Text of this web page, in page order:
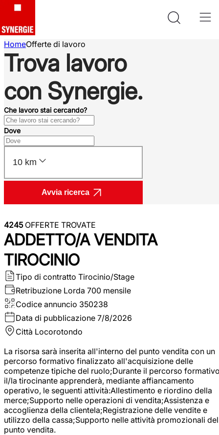
HomeOfferte di lavoro
Trova lavoro
con Synergie.
Che lavoro stai cercando?
Dove
10 km
Avvia ricerca
4245OFFERTE TROVATE
ADDETTO/A VENDITA
TIROCINIO
Tipo di contratto Tirocinio/Stage
Retribuzione Lorda 700 mensile
Codice annuncio 350238
Data di pubblicazione 7/8/2026
Città Locorotondo
La risorsa sarà inserita all'interno del punto vendita con un
percorso formativo finalizzato all'acquisizione delle
competenze tipiche del ruolo;Durante il percorso
il/la tirocinante apprenderà, mediante affiancamento
operativo, le seguenti attività:Allestimento e riordino della
merce;Supporto nelle operazioni di vendita;Assistenza e
accoglienza della clientela;Registrazione delle vendite e
utilizzo della cassa;Supporto nelle attività promozionali del
punto vendita.